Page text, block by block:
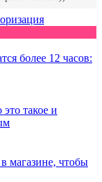
более 12 часов:
такое и
магазине, чтобы